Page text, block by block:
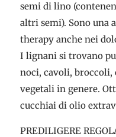
semi di lino
altri semi). Sono una
therapy anche nei
I lignani si trovano
noci, cavoli, broccoli,
vegetali in genere.
cucchiai di olio
PREDILIGERE